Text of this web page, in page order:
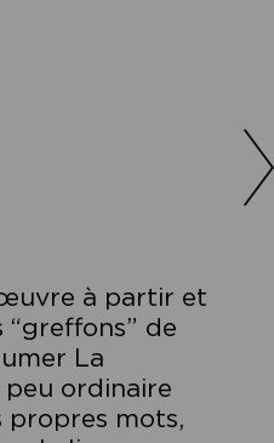
à partir et
de
La
peu ordinaire
propres mots,